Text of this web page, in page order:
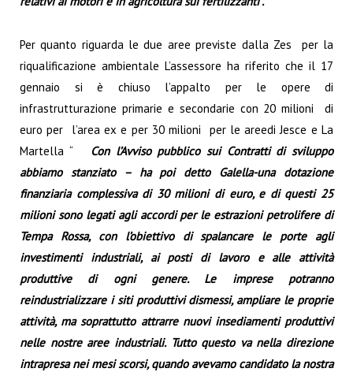
Per quanto riguarda le due aree previste dalla Zes per la
riqualificazione ambientale L’assessore ha riferito che il 17
gennaio si è chiuso l’appalto per le opere di
infrastrutturazione primarie e secondarie con 20 milioni di
euro per l’area ex e per 30 milioni per le areedi Jesce e La
Martella “
Con l’Avviso pubblico sui Contratti di sviluppo
abbiamo stanziato – ha poi detto Galella-una dotazione
finanziaria complessiva di 30 milioni di euro, e di questi 25
milioni sono legati agli accordi per le estrazioni petrolifere di
Tempa Rossa, con l’obiettivo di spalancare le porte agli
investimenti industriali, ai posti di lavoro e alle attività
produttive di ogni genere. Le imprese potranno
reindustrializzare i siti produttivi dismessi, ampliare le proprie
attività, ma soprattutto attrarre nuovi insediamenti produttivi
nelle nostre aree industriali. Tutto questo va nella direzione
intrapresa nei mesi scorsi, quando avevamo candidato la nostra